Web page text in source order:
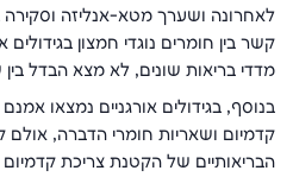
לאחרונה ושערך מטא-אנליזה
קשר בין חומרים נוגדי חמצון בגידולים
מדדי בריאות שונים, לא מצא הבדל בין
בנוסף, בגידולים אורגניים נמצאו
קדמיום ושאריות חומרי הדברה,
הבריאותיים של הקטנת צריכת